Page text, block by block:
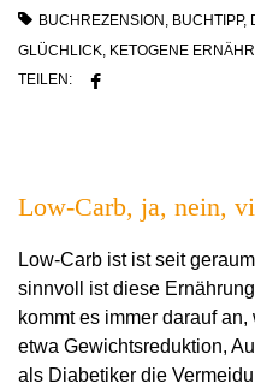
BUCHREZENSION, BUCHTIPP,
GLÜCHLICK, KETOGENE
TEILEN:
Low-Carb, ja, nein,
Low-Carb ist ist seit
sinnvoll ist diese
kommt es immer darauf
etwa Gewichtsreduktion,
als Diabetiker die